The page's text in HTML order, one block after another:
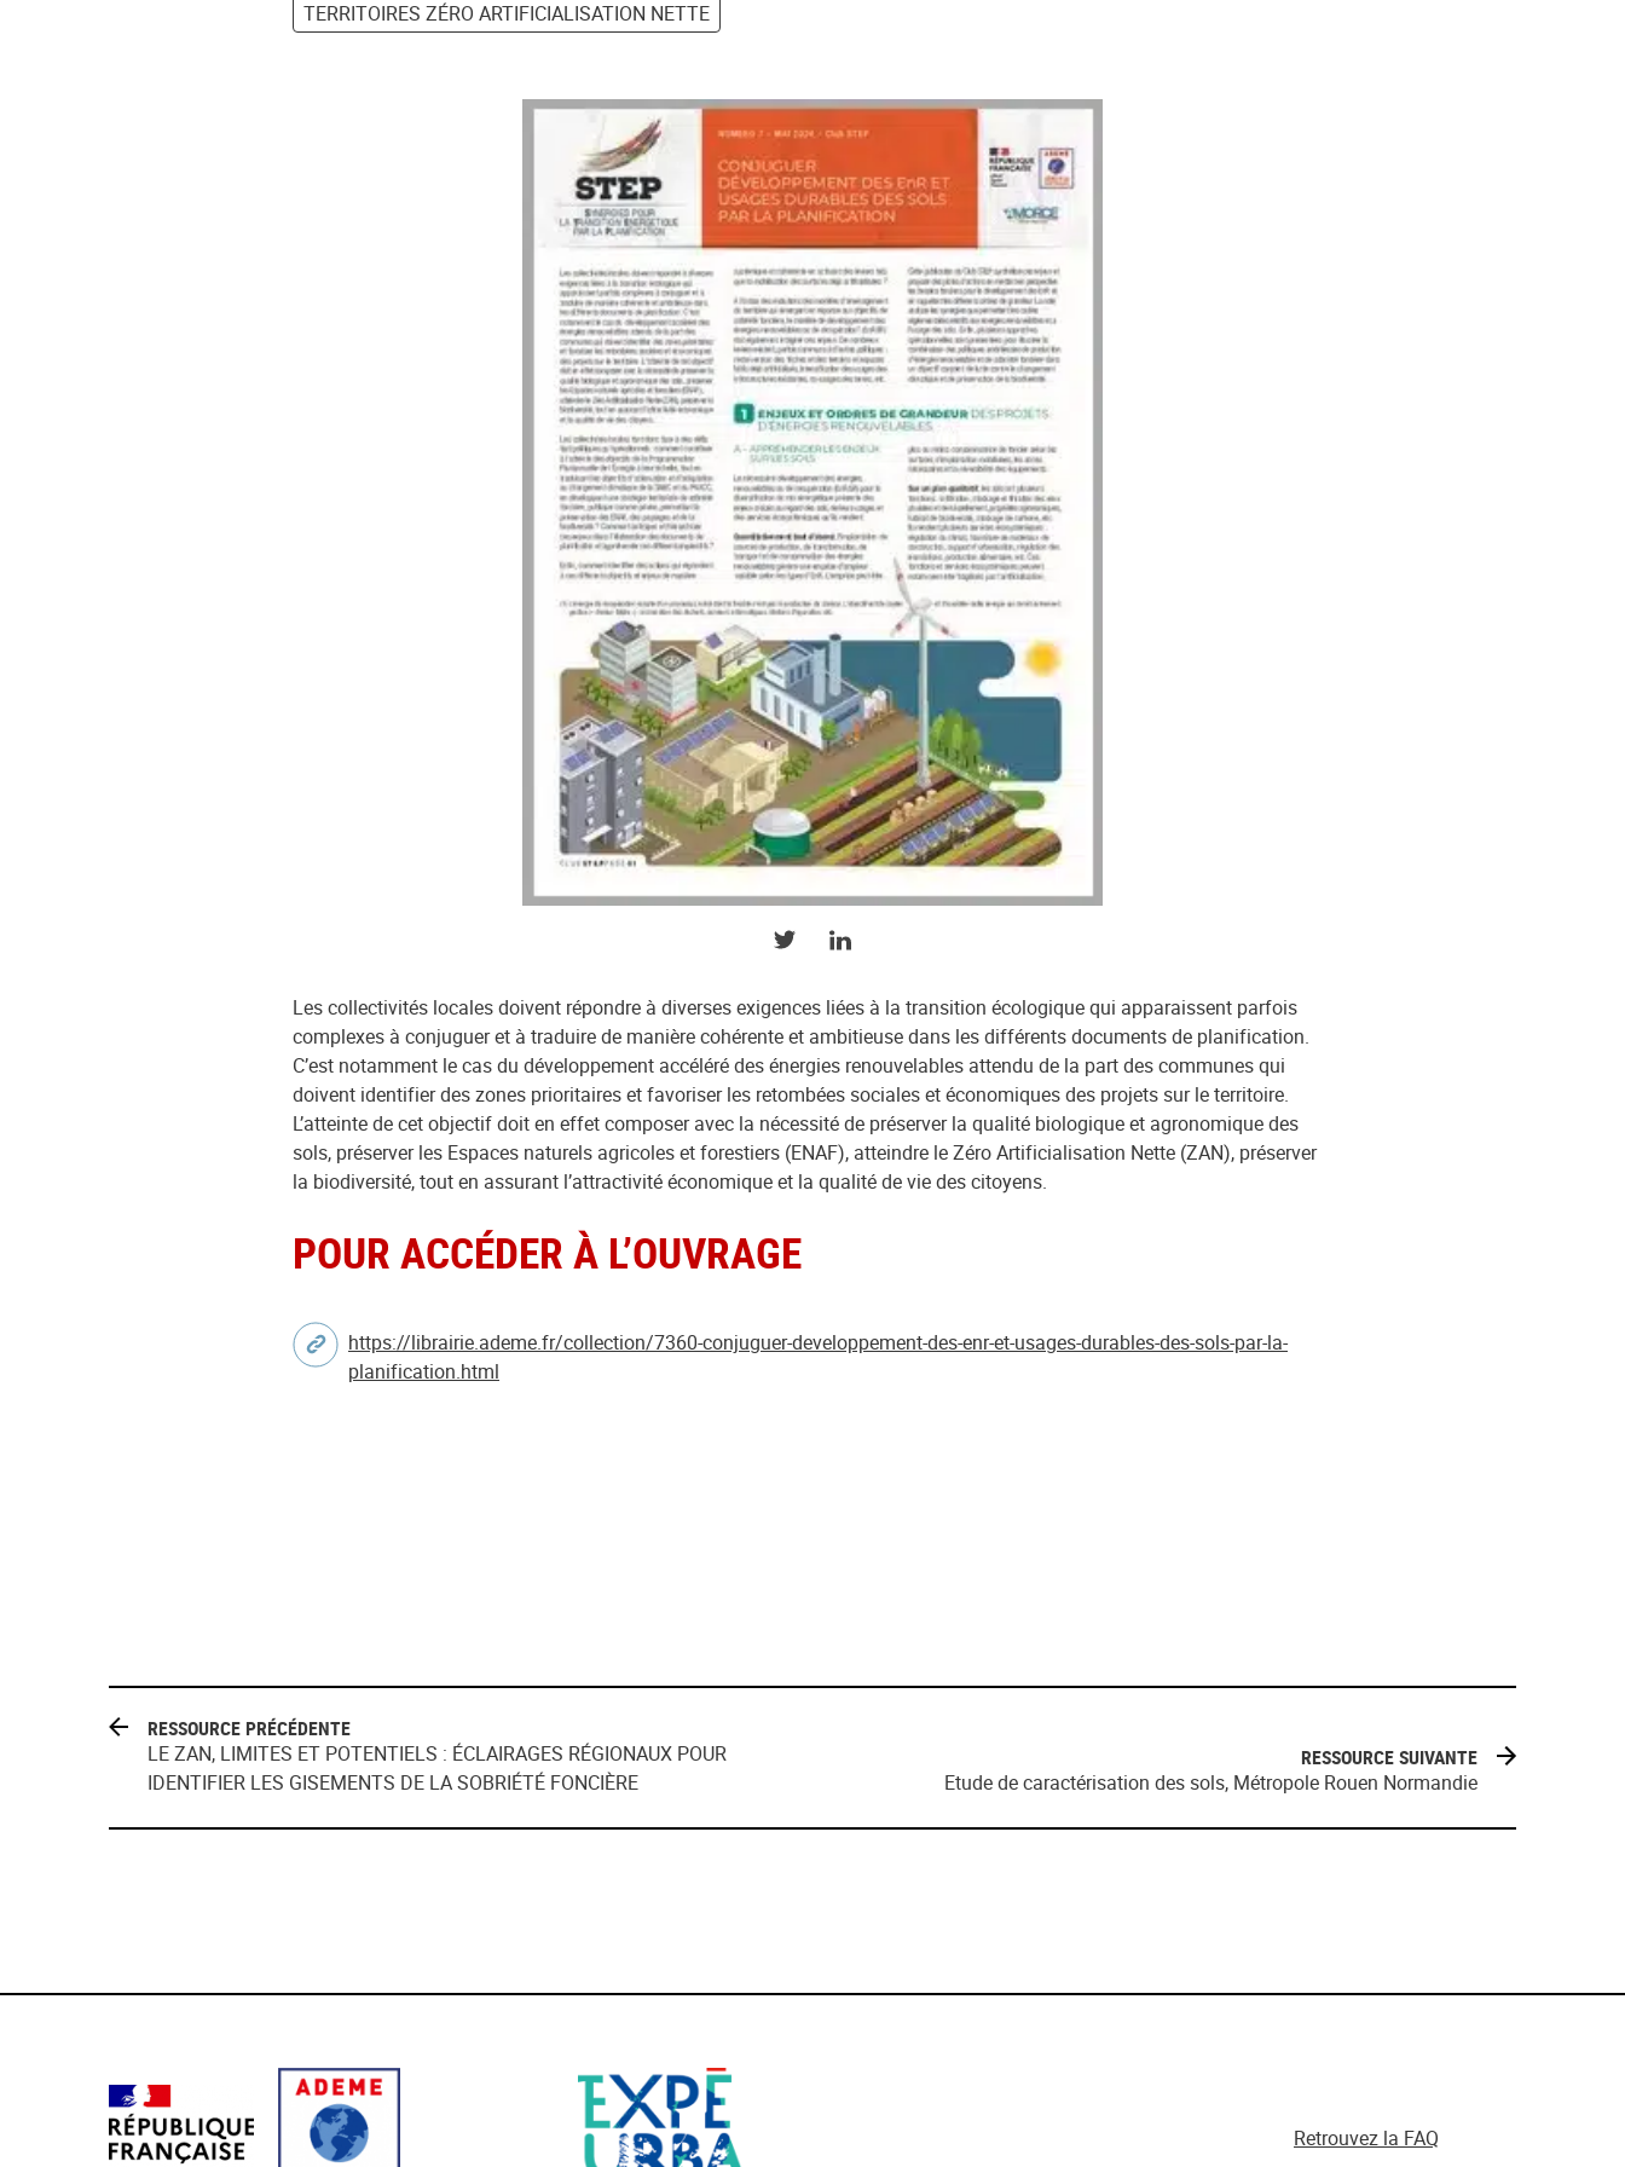
TERRITOIRES ZÉRO ARTIFICIALISATION NETTE
PARTAGER SUR TWITTER
PARTAGER SUR LINKEDIN
Les collectivités locales doivent répondre à diverses exigences liées à la transition écologique qui apparaissent parfois
complexes à conjuguer et à traduire de manière cohérente et ambitieuse dans les différents documents de planification.
C’est notamment le cas du développement accéléré des énergies renouvelables attendu de la part des communes qui
doivent identifier des zones prioritaires et favoriser les retombées sociales et économiques des projets sur le territoire.
L’atteinte de cet objectif doit en effet composer avec la nécessité de préserver la qualité biologique et agronomique des
sols, préserver les Espaces naturels agricoles et forestiers (ENAF), atteindre le Zéro Artificialisation Nette (ZAN), préserver
la biodiversité, tout en assurant l’attractivité économique et la qualité de vie des citoyens.
POUR ACCÉDER À L’OUVRAGE
https://librairie.ademe.fr/collection/7360-conjuguer-developpement-des-enr-et-usages-durables-des-sols-par-la-
planification.html
RESSOURCE PRÉCÉDENTE
LE ZAN, LIMITES ET POTENTIELS : ÉCLAIRAGES RÉGIONAUX POUR
IDENTIFIER LES GISEMENTS DE LA SOBRIÉTÉ FONCIÈRE
RESSOURCE SUIVANTE
Etude de caractérisation des sols, Métropole Rouen Normandie
Retrouvez la FAQ